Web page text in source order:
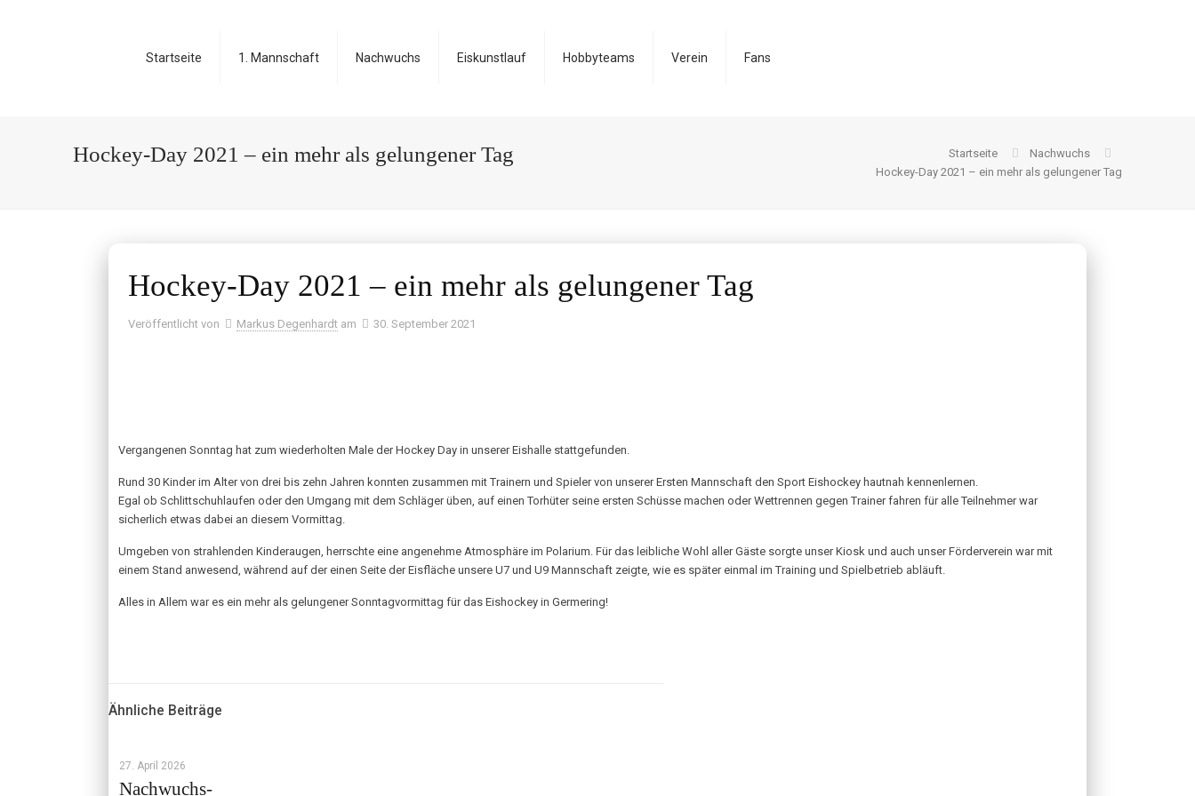
Startseite 1. Mannschaft Nachwuchs Eiskunstlauf Hobbyteams Verein Fans
Hockey-Day 2021 – ein mehr als gelungener Tag Startseite
Nachwuchs
Hockey-Day 2021 – ein mehr als gelungener Tag
Hockey-Day 2021 – ein mehr als gelungener Tag
Veröffentlicht von Markus Degenhardt am 30. September 2021
Vergangenen Sonntag hat zum wiederholten Male der Hockey Day in unserer Eishalle stattgefunden.
Rund 30 Kinder im Alter von drei bis zehn Jahren konnten zusammen mit Trainern und Spieler von unserer Ersten Mannschaft den Sport Eishockey hautnah kennenlernen.
Egal ob Schlittschuhlaufen oder den Umgang mit dem Schläger üben, auf einen Torhüter seine ersten Schüsse machen oder Wettrennen gegen Trainer fahren für alle Teilnehmer war
sicherlich etwas dabei an diesem Vormittag.
Umgeben von strahlenden Kinderaugen, herrschte eine angenehme Atmosphäre im Polarium. Für das leibliche Wohl aller Gäste sorgte unser Kiosk und auch unser Förderverein war mit
einem Stand anwesend, während auf der einen Seite der Eisfläche unsere U7 und U9 Mannschaft zeigte, wie es später einmal im Training und Spielbetrieb abläuft.
Alles in Allem war es ein mehr als gelungener Sonntagvormittag für das Eishockey in Germering!
Ähnliche Beiträge
27. April 2026
Nachwuchs-